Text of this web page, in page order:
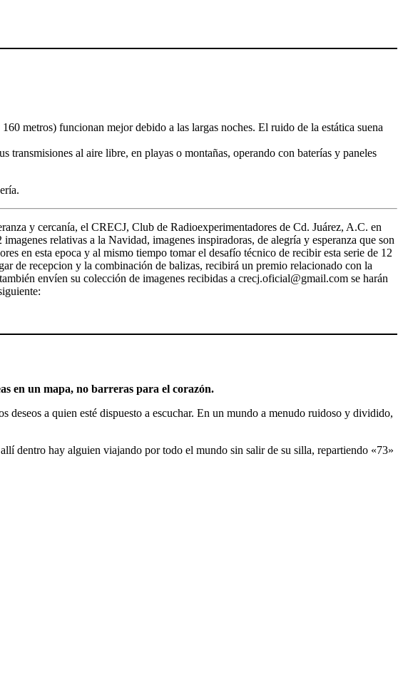
metros) funcionan mejor debido a las largas noches. El ruido de la estática suena
al aire libre, en playas o montañas, operando con baterías y paneles
y cercanía, el CRECJ, Club de Radioexperimentadores de Cd. Juárez, A.C. en
relativas a la Navidad, imagenes inspiradoras, de alegría y esperanza que son
en esta epoca y al mismo tiempo tomar el desafío técnico de recibir esta serie de 12
de recepcion y la combinación de balizas, recibirá un premio relacionado con la
envíen su colección de imagenes recibidas a crecj.oficial@gmail.com se harán
en un mapa, no barreras para el corazón.
a quien esté dispuesto a escuchar. En un mundo a menudo ruidoso y dividido,
dentro hay alguien viajando por todo el mundo sin salir de su silla, repartiendo «73»